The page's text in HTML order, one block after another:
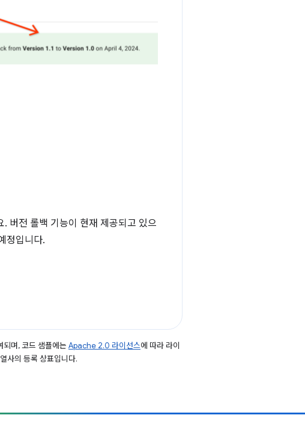
. 버전 롤백 기능이 현재 제공되고 있으
정입니다.
되며, 코드 샘플에는 Apache 2.0 라이선스에 따라 라이
사의 등록 상표입니다.